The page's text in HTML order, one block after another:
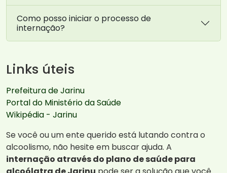
Como posso iniciar o processo de
internação?
Links úteis
Prefeitura de Jarinu
Portal do Ministério da Saúde
Wikipédia - Jarinu
Se você ou um ente querido está lutando contra o
alcoolismo, não hesite em buscar ajuda. A
internação através do plano de saúde para